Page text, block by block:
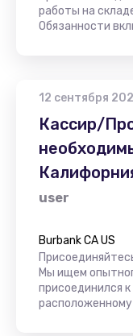
работы на
Обязанности
12 сентября
Кассир/
user
Burbank CA US
Мы ищем
присоединился